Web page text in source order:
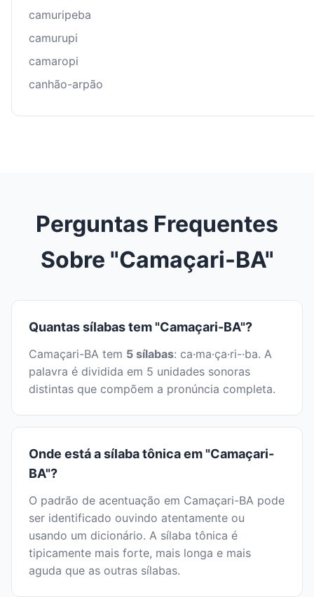
camuripeba
camurupi
camaropi
canhão-arpão
Perguntas Frequentes
Sobre "Camaçari-BA"
Quantas sílabas tem "Camaçari-BA"?
Camaçari-BA tem 5 sílabas: ca·ma·ça·ri-·ba. A
palavra é dividida em 5 unidades sonoras
distintas que compõem a pronúncia completa.
Onde está a sílaba tônica em "Camaçari-
BA"?
O padrão de acentuação em Camaçari-BA pode
ser identificado ouvindo atentamente ou
usando um dicionário. A sílaba tônica é
tipicamente mais forte, mais longa e mais
aguda que as outras sílabas.